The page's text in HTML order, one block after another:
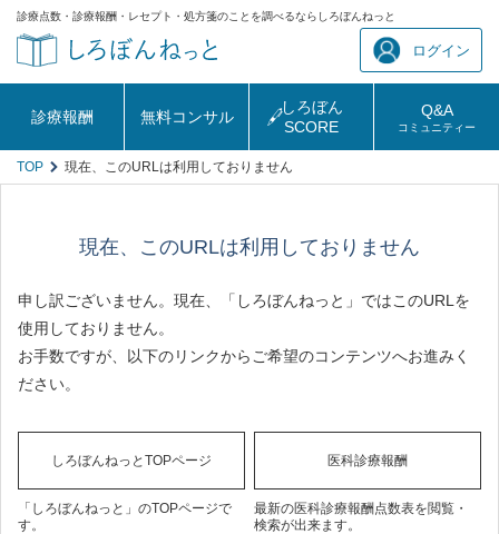
診療点数・診療報酬・レセプト・処方箋のことを調べるならしろぼんねっと
ログイン
診療報酬 無料コンサル
しろぼん
SCORE
Q&A
コミュニティー
TOP 現在、このURLは利用しておりません
現在、このURLは利用しておりません
申し訳ございません。現在、「しろぼんねっと」ではこのURLを
使用しておりません。
お手数ですが、以下のリンクからご希望のコンテンツへお進みく
ださい。
しろぼんねっとTOPページ
「しろぼんねっと」のTOPページで
す。
医科診療報酬
最新の医科診療報酬点数表を閲覧・
検索が出来ます。